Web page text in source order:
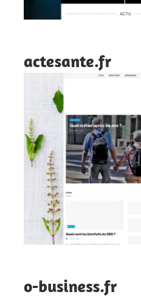
actesante.fr
o-business.fr